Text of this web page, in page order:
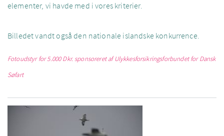
elementer, vi havde med i vores kriterier.
Billedet vandt også den nationale islandske konkurrence.
Fotoudstyr for 5.000 Dkr. sponsoreret afUlykkesforsikringsforbundet for Dansk
Søfart